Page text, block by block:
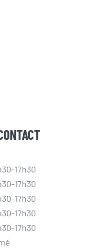
17h30
17h30
17h30
17h30
17h30